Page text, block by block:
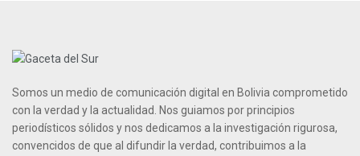
Somos un medio de comunicación digital en Bolivia comprometido
con la verdad y la actualidad. Nos guiamos por principios
periodísticos sólidos y nos dedicamos a la investigación rigurosa,
convencidos de que al difundir la verdad, contribuimos a la